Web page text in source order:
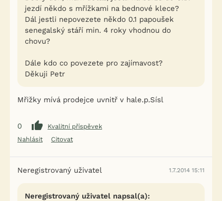
jezdí někdo s mřížkami na bednové klece?
Dál jestli nepovezete někdo 0.1 papoušek
senegalský stáří min. 4 roky vhodnou do
chovu?
Dále kdo co povezete pro zajímavost?
Děkuji Petr
Mřižky mívá prodejce uvnitř v hale.p.Sísl
0
Kvalitní příspěvek
Nahlásit
Citovat
Neregistrovaný uživatel 1.7.2014 15:11
Neregistrovaný uživatel napsal(a):